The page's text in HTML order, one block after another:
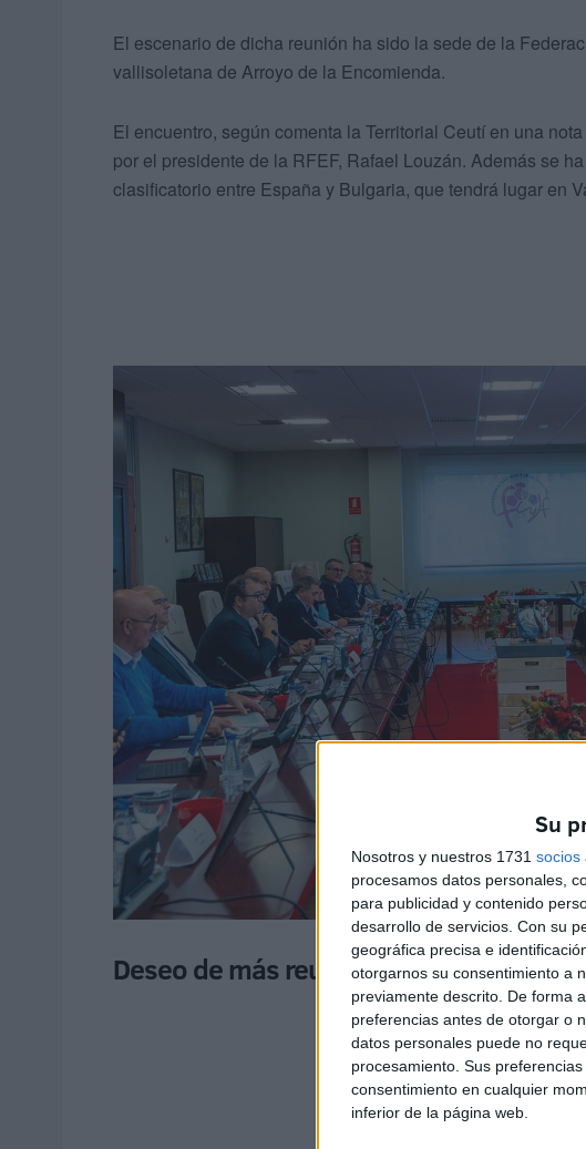
Su
Nosotros y nuestros 1731 socios
procesamos datos personales,
para publicidad y contenido
desarrollo de servicios. Con su
geográfica precisa e
otorgarnos su consentimiento a
previamente descrito. De forma
preferencias antes de otorgar o
datos personales puede no
procesamiento. Sus
consentimiento en cualquier
inferior de la página web.
El escenario de dicha reunión ha sido la sede de la
vallisoletana de Arroyo de la Encomienda.
El encuentro, según comenta la Territorial Ceutí en una
por el presidente de la RFEF, Rafael Louzán. Además se
clasificatorio entre España y Bulgaria, que tendrá lugar en
Deseo de más reuniones